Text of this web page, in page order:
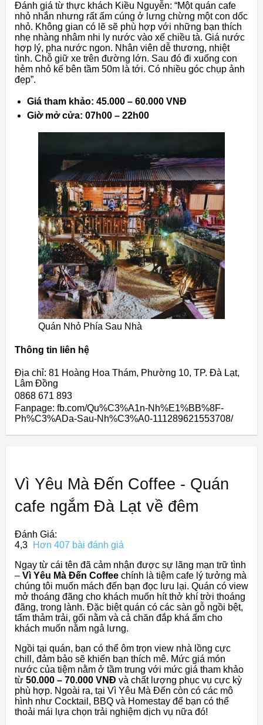
Đánh giá từ thực khách Kiều Nguyễn: “Một quán cafe
nhỏ nhắn nhưng rất ấm cúng ở lưng chừng một con dốc
nhỏ. Không gian có lẽ sẽ phù hợp với những bạn thích
nhẹ nhàng nhâm nhi ly nước vào xế chiều tà. Giá nước
hợp lý, pha nước ngon. Nhân viên dễ thương, nhiệt
tình. Chỗ giữ xe trên đường lớn. Sau đó đi xuống con
hẻm nhỏ kế bên tầm 50m là tới. Có nhiều góc chụp ảnh
đẹp”.
Giá tham khảo: 45.000 – 60.000 VNĐ
Giờ mở cửa: 07h00 – 22h00
Quán Nhỏ Phía Sau Nhà
Thông tin liên hệ
Địa chỉ: 81 Hoàng Hoa Thám, Phường 10, TP. Đà Lạt,
Lâm Đồng
0868 671 893
Fanpage: fb.com/Qu%C3%A1n-Nh%E1%BB%8F-
Ph%C3%ADa-Sau-Nh%C3%A0-111289621553708/
Vì Yêu Mà Đến Coffee - Quán
cafe ngắm Đà Lạt về đêm
Đánh Giá:
4,3
Hơn 407 bài đánh giá
Ngay từ cái tên đã cảm nhận được sự lãng mạn trữ tình
– Vì Yêu Mà Đến Coffee chính là tiệm cafe lý tưởng mà
chúng tôi muốn mách đến bạn đọc lưu lại. Quán có view
mở thoáng đãng cho khách muốn hít thở khí trời thoáng
đãng, trong lành. Đặc biệt quán có các sàn gỗ ngồi bệt,
tấm thảm trải, gối nằm và cả chăn đắp khá ấm cho
khách muốn nằm ngả lưng.
Ngồi tại quán, bạn có thể ôm trọn view nhà lồng cực
chill, đảm bảo sẽ khiến bạn thích mê. Mức giá món
nước của tiệm nằm ở tầm trung với mức giá tham khảo
từ 50.000 – 70.000 VNĐ và chất lượng phục vụ cực kỳ
phù hợp. Ngoài ra, tại Vì Yêu Mà Đến còn có các mô
hình như Cocktail, BBQ và Homestay để bạn có thể
thoải mái lựa chọn trải nghiệm dịch vụ nữa đó!